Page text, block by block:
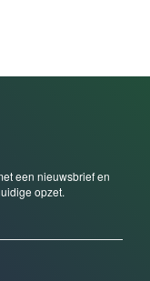
een nieuwsbrief en
opzet.